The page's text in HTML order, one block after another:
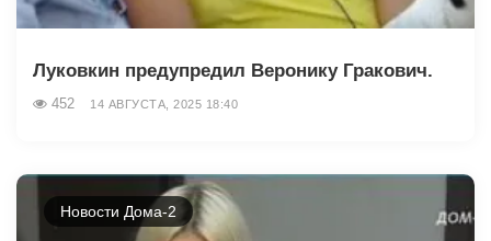
Луковкин предупредил Веронику Гракович.
452 14 АВГУСТА, 2025 18:40
Новости Дома-2